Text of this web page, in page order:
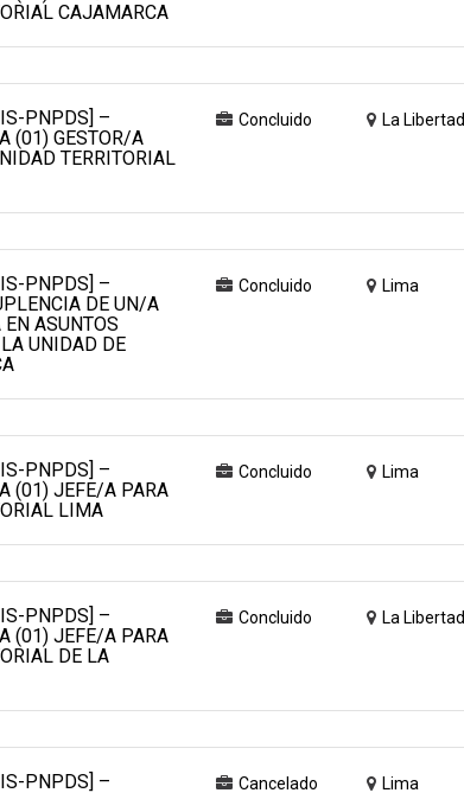
CAJAMARCA
PNPDS] –
(01) GESTOR/A
TERRITORIAL
Concluido La Libertad
PNPDS] –
DE UN/A
ASUNTOS
UNIDAD DE
Concluido Lima
PNPDS] –
(01) JEFE/A PARA
LIMA
Concluido Lima
PNPDS] –
(01) JEFE/A PARA
DE LA
Concluido La Libertad
PNPDS] –
Cancelado Lima